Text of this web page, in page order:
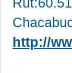
http://